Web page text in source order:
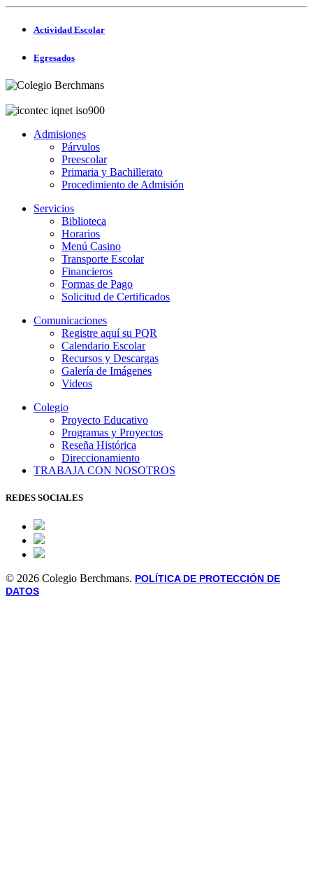
Actividad Escolar
Egresados
Admisiones
Párvulos
Preescolar
Primaria y Bachillerato
Procedimiento de Admisión
Servicios
Biblioteca
Horarios
Menú Casino
Transporte Escolar
Financieros
Formas de Pago
Solicitud de Certificados
Comunicaciones
Registre aquí su PQR
Calendario Escolar
Recursos y Descargas
Galería de Imágenes
Videos
Colegio
Proyecto Educativo
Programas y Proyectos
Reseña Histórica
Direccionamiento
TRABAJA CON NOSOTROS
REDES SOCIALES
© 2026 Colegio Berchmans. POLÍTICA DE PROTECCIÓN DE
DATOS